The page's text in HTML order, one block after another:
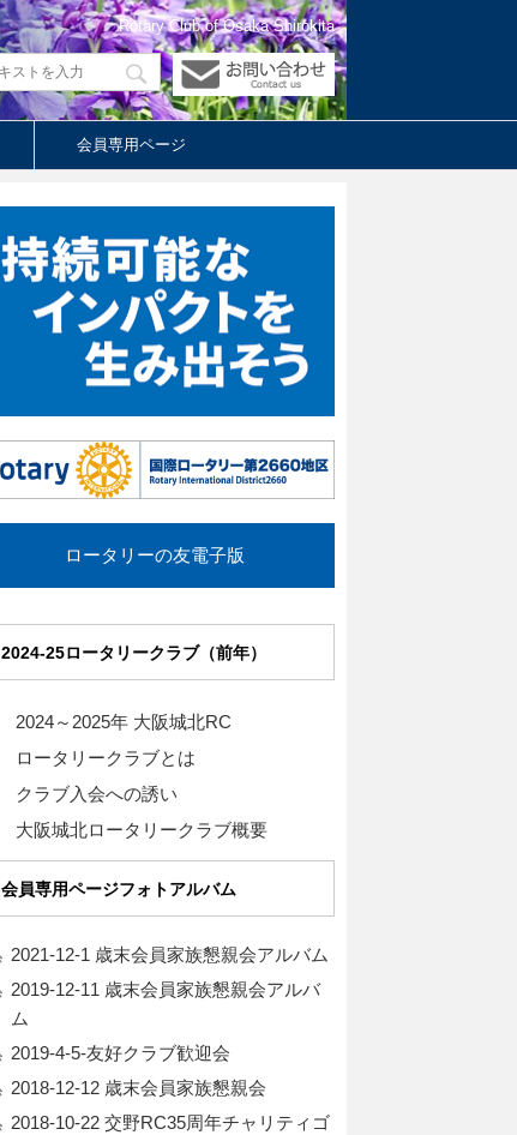
Rotary Club of Osaka Shirokita
会員専用ページ
ロータリーの友電子版
2024-25ロータリークラブ（前年）
2024～2025年 大阪城北RC
ロータリークラブとは
クラブ入会への誘い
大阪城北ロータリークラブ概要
会員専用ページフォトアルバム
2021-12-1 歳末会員家族懇親会アルバム
2019-12-11 歳末会員家族懇親会アルバ
ム
2019-4-5-友好クラブ歓迎会
2018-12-12 歳末会員家族懇親会
2018-10-22 交野RC35周年チャリティゴ